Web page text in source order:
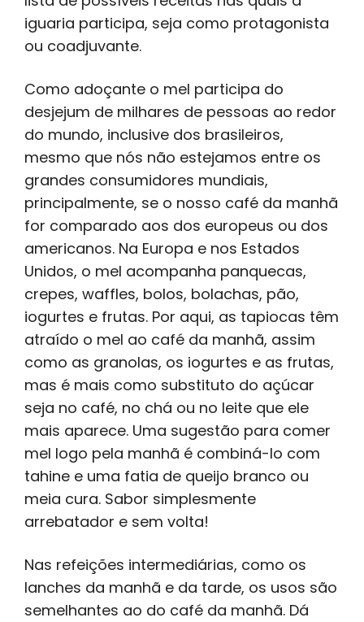
iguaria participa, seja como protagonista
ou coadjuvante.
Como adoçante o mel participa do
desjejum de milhares de pessoas ao redor
do mundo, inclusive dos brasileiros,
mesmo que nós não estejamos entre os
grandes consumidores mundiais,
principalmente, se o nosso café da manhã
for comparado aos dos europeus ou dos
americanos. Na Europa e nos Estados
Unidos, o mel acompanha panquecas,
crepes, waffles, bolos, bolachas, pão,
iogurtes e frutas. Por aqui, as tapiocas têm
atraído o mel ao café da manhã, assim
como as granolas, os iogurtes e as frutas,
mas é mais como substituto do açúcar
seja no café, no chá ou no leite que ele
mais aparece. Uma sugestão para comer
mel logo pela manhã é combiná-lo com
tahine e uma fatia de queijo branco ou
meia cura. Sabor simplesmente
arrebatador e sem volta!
Nas refeições intermediárias, como os
lanches da manhã e da tarde, os usos são
semelhantes ao do café da manhã. Dá